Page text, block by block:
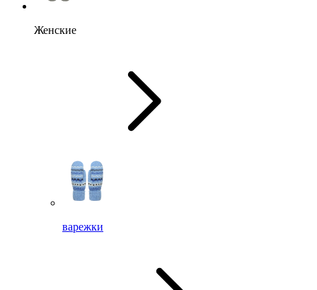
Женские
варежки